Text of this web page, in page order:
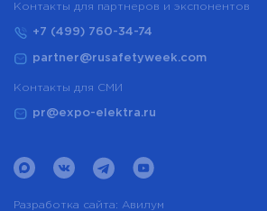
Контакты для партнеров и экспонентов
+7 (499) 760-34-74
partner@rusafetyweek.com
Контакты для СМИ
pr@expo-elektra.ru
Разработка сайта: Авилум